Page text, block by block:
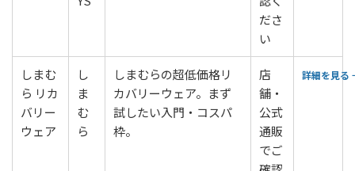
ださ
い
しまむ
ら リカ
バリー
ウェア
し
ま
む
ら
しまむらの超低価格リ
カバリーウェア。まず
試したい入門・コスパ
枠。
店
舗・
公式
通販
でご
詳細を見る